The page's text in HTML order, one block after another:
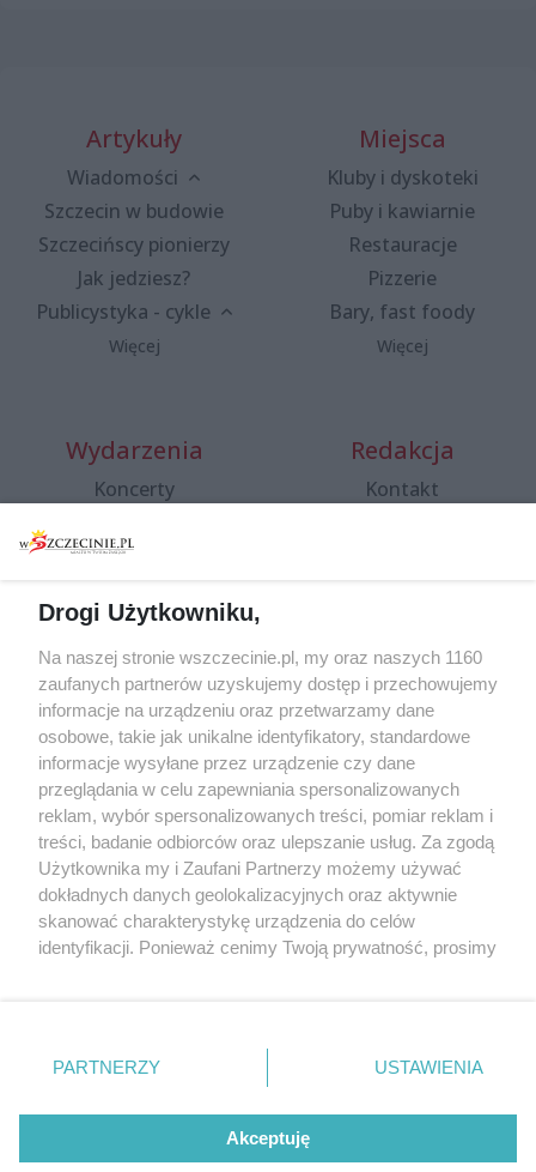
Artykuły
Wiadomości
Szczecin w budowie
Szczecińscy pionierzy
Jak jedziesz?
Publicystyka - cykle
Więcej
Miejsca
Kluby i dyskoteki
Puby i kawiarnie
Restauracje
Pizzerie
Bary, fast foody
Więcej
Wydarzenia
Koncerty
Spacery i oprowadzania
targi
Wernisaże
Więcej
Redakcja
Kontakt
Specjalny koncert z okazji
20. urodzin portalu
wSzczecinie.pl
Regulamin konkursów
śniadaniówka "Hej
Szczecin! Jest piątek!"
Partnerzy
Praca Szczecin
© 2026 wSzczecinie.pl
Created by GOD
Drogi Użytkowniku,
Na naszej stronie wszczecinie.pl, my oraz naszych 1160
zaufanych partnerów uzyskujemy dostęp i przechowujemy
informacje na urządzeniu oraz przetwarzamy dane
osobowe, takie jak unikalne identyfikatory, standardowe
informacje wysyłane przez urządzenie czy dane
przeglądania w celu zapewniania spersonalizowanych
reklam, wybór spersonalizowanych treści, pomiar reklam i
treści, badanie odbiorców oraz ulepszanie usług. Za zgodą
Użytkownika my i Zaufani Partnerzy możemy używać
dokładnych danych geolokalizacyjnych oraz aktywnie
skanować charakterystykę urządzenia do celów
identyfikacji. Ponieważ cenimy Twoją prywatność, prosimy
prywatności znajdujący się w lewym dolnym rogu strony
. Niektóre rodzaje przetwarzania danych nie wymagają
takiemu przetwarzaniu. Preferencje będą miały
zastosowania tylko na tej witrynie.
PARTNERZY USTAWIENIA
Akceptuję